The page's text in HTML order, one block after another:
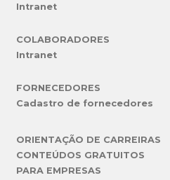
Intranet
COLABORADORES
Intranet
FORNECEDORES
Cadastro de fornecedores
ORIENTAÇÃO DE CARREIRAS
CONTEÚDOS GRATUITOS
PARA EMPRESAS